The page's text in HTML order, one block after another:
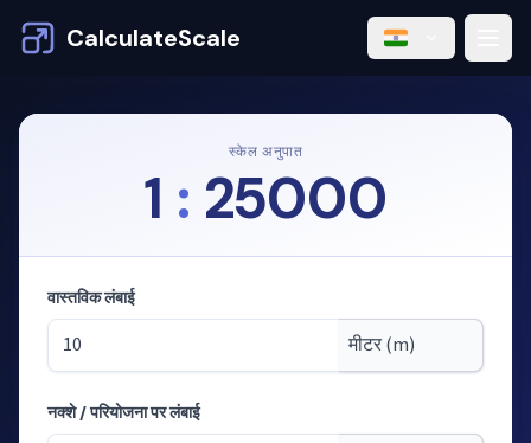
CalculateScale
स्केल अनुपात
1 : 25000
मोड: स्केल से लंबाई की गणना
वास्तविक लंबाई
नक्शे / परियोजना पर लंबाई